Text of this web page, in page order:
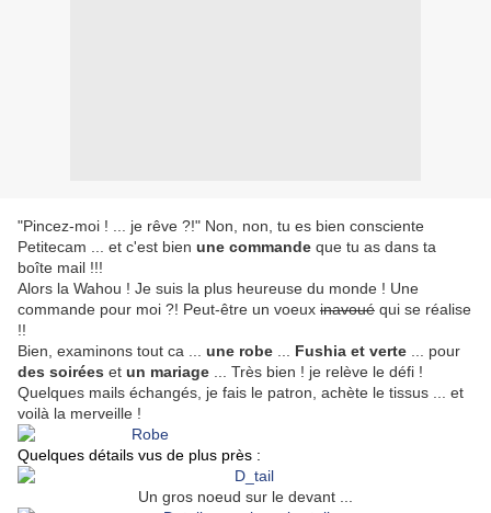
"Pincez-moi ! ... je rêve ?!" Non, non, tu es bien consciente
Petitecam ... et c'est bien une commande que tu as dans ta
boîte mail !!!
Alors la Wahou ! Je suis la plus heureuse du monde ! Une
commande pour moi ?! Peut-être un voeux inavoué qui se réalise
!!
Bien, examinons tout ca ... une robe Fushia et verte ... pour
des soirées et un mariage ... Très bien ! je relève le défi !
Quelques mails échangés, je fais le patron, achète le tissus ... et
voilà la merveille !
Quelques détails vus de plus près :
Un gros noeud sur le devant ...